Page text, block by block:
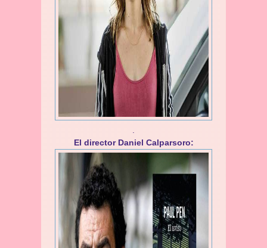
El director Daniel Calparsoro: